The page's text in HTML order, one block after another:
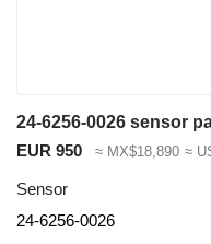
EUR 950 ≈ MX$18,890 ≈
Sensor
24-6256-0026